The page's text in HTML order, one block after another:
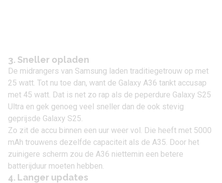
3. Sneller opladen
De midrangers van Samsung laden traditiegetrouw op met
25 watt. Tot nu toe dan, want de Galaxy A36 tankt accusap
met 45 watt. Dat is net zo rap als de peperdure Galaxy S25
Ultra en gek genoeg veel sneller dan de ook stevig
geprijsde Galaxy S25.
Zo zit de accu binnen een uur weer vol. Die heeft met 5000
mAh trouwens dezelfde capaciteit als de A35. Door het
zuinigere scherm zou de A36 niettemin een betere
batterijduur moeten hebben.
4. Langer updates